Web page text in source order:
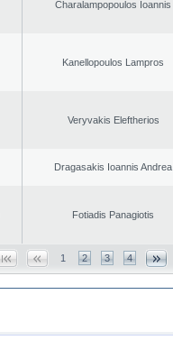
Charalampopoulos Ioannis
Kanellopoulos Lampros
Veryvakis Eleftherios
Dragasakis Ioannis Andrea
Fotiadis Panagiotis
1 2 3 4